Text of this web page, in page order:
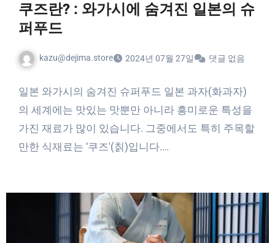
쿠즈란? : 와가시에 숨겨진 일본의 슈
퍼푸드
kazu@dejima.store 2024년 07월 27일 댓글 없음
일본 와가시의 숨겨진 슈퍼푸드 일본 과자(화과자)
의 세계에는 맛있는 맛뿐만 아니라 흥미로운 특성을
가진 재료가 많이 있습니다. 그중에서도 특히 주목할
만한 식재료는 ‘쿠즈'(칡)입니다.…